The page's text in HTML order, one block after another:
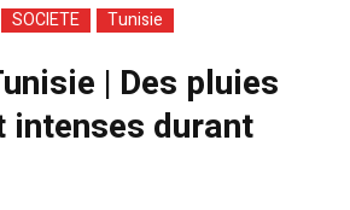
SOCIETE Tunisie
| Des pluies
intenses durant